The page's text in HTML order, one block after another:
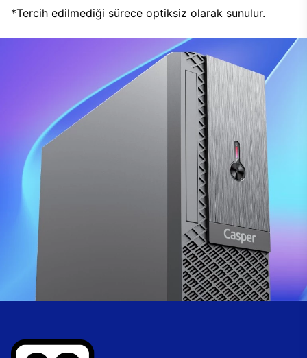
*Tercih edilmediği sürece optiksiz olarak sunulur.